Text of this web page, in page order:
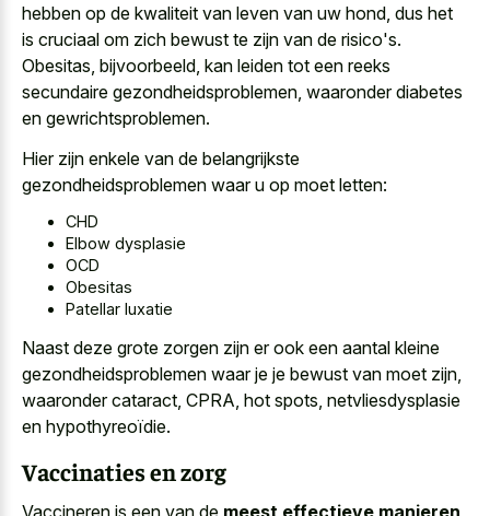
hebben op de kwaliteit van leven van uw hond, dus het
is cruciaal om zich bewust te zijn van de risico's.
Obesitas, bijvoorbeeld, kan leiden tot een reeks
secundaire gezondheidsproblemen, waaronder diabetes
en gewrichtsproblemen.
Hier zijn enkele van de belangrijkste
gezondheidsproblemen waar u op moet letten:
CHD
Elbow dysplasie
OCD
Obesitas
Patellar luxatie
Naast deze grote zorgen zijn er ook een aantal kleine
gezondheidsproblemen waar je je bewust van moet zijn,
waaronder cataract, CPRA, hot spots, netvliesdysplasie
en hypothyreoïdie.
Vaccinaties en zorg
Vaccineren is een van de meest effectieve manieren